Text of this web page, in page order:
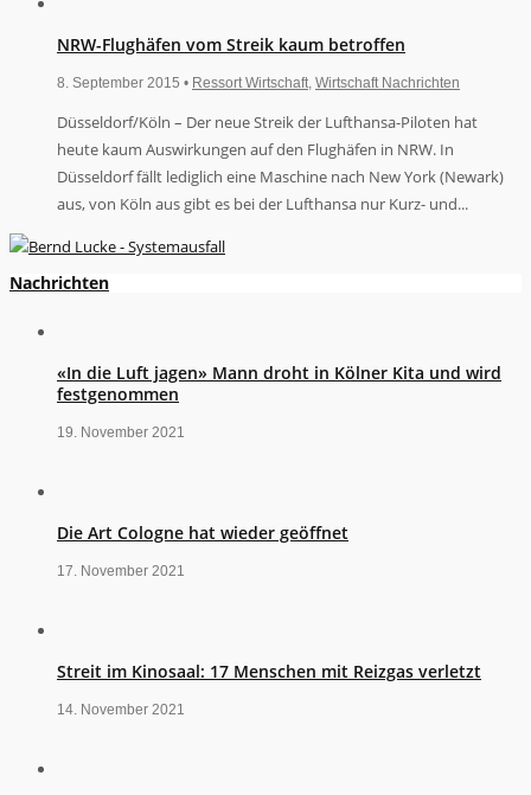
NRW-Flughäfen vom Streik kaum betroffen
8. September 2015 • Ressort Wirtschaft Wirtschaft Nachrichten
Düsseldorf/Köln – Der neue Streik der Lufthansa-Piloten hat
heute kaum Auswirkungen auf den Flughäfen in NRW. In
Düsseldorf fällt lediglich eine Maschine nach New York (Newark)
aus, von Köln aus gibt es bei der Lufthansa nur Kurz- und...
Nachrichten
«In die Luft jagen» Mann droht in Kölner Kita und wird
festgenommen
19. November 2021
Die Art Cologne hat wieder geöffnet
17. November 2021
Streit im Kinosaal: 17 Menschen mit Reizgas verletzt
14. November 2021